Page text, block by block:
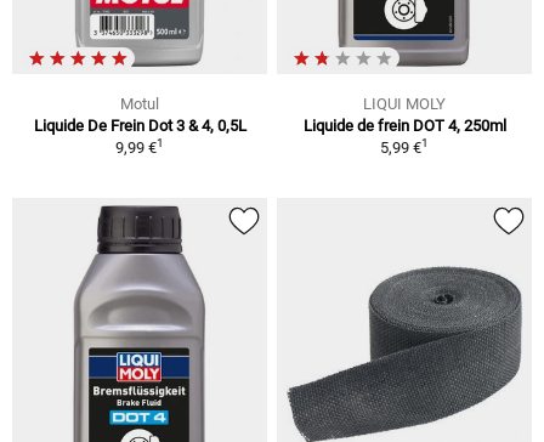
Motul
Liquide De Frein Dot 3 & 4, 0,5L
9,99 €1
LIQUI MOLY
Liquide de frein DOT 4, 250ml
5,99 €1